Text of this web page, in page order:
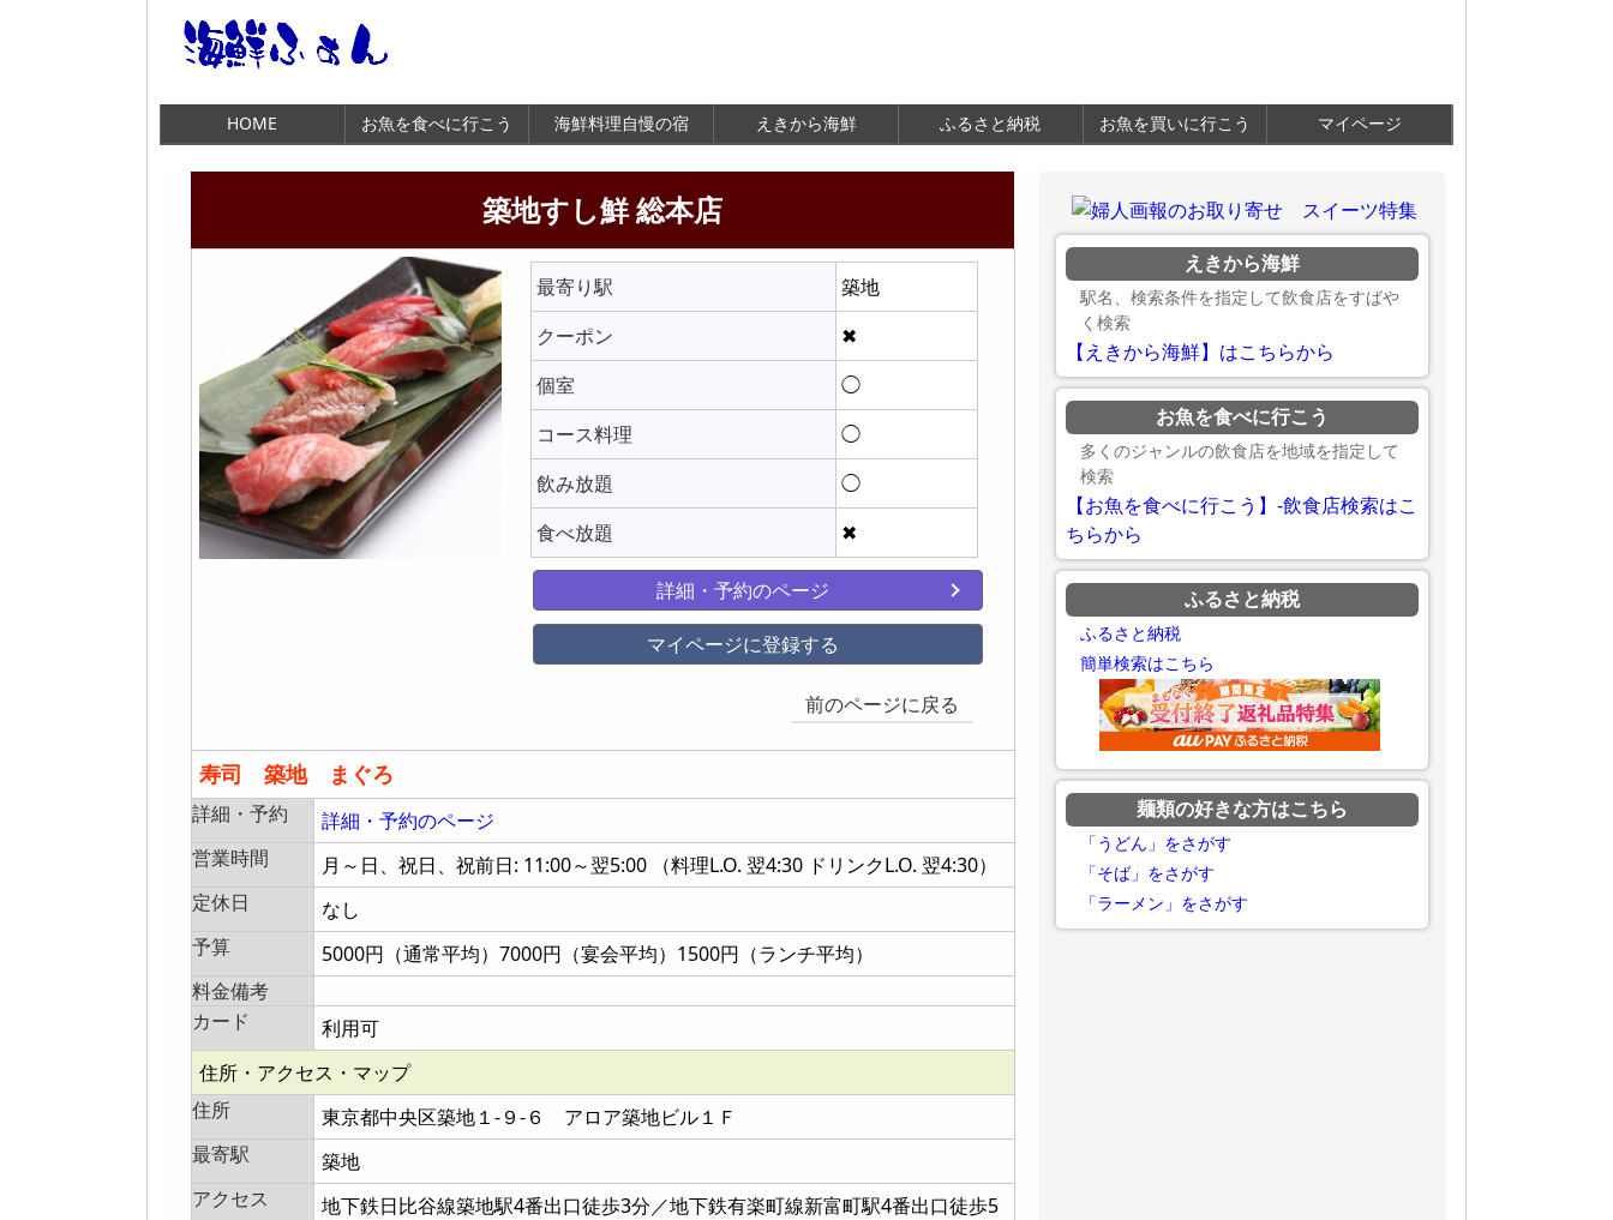
HOME お魚を食べに行こう 海鮮料理自慢の宿 えきから海鮮 ふるさと納税 お魚を買いに行こう マイページ
築地すし鮮 総本店
最寄り駅
築地
クーポン
✖
個室
◯
コース料理
◯
飲み放題
◯
食べ放題
✖
詳細・予約のページ
マイページに登録する
前のページに戻る
寿司 築地 まぐろ
詳細・予約
詳細・予約のページ
営業時間
月～日、祝日、祝前日: 11:00～翌5:00 （料理L.O. 翌4:30 ドリンクL.O. 翌4:30）
定休日
なし
予算
5000円（通常平均）7000円（宴会平均）1500円（ランチ平均）
料金備考
カード
利用可
住所・アクセス・マップ
住所
東京都中央区築地１‐９‐６ アロア築地ビル１Ｆ
最寄駅
築地
アクセス
地下鉄日比谷線築地駅4番出口徒歩3分／地下鉄有楽町線新富町駅4番出口徒歩5
えきから海鮮
駅名、検索条件を指定して飲食店をすばや
く検索
【えきから海鮮】はこちらから
お魚を食べに行こう
多くのジャンルの飲食店を地域を指定して
検索
【お魚を食べに行こう】-飲食店検索はこ
ちらから
ふるさと納税
ふるさと納税
簡単検索はこちら
麺類の好きな方はこちら
「うどん」をさがす
「そば」をさがす
「ラーメン」をさがす